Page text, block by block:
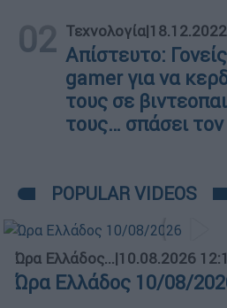
02 Τεχνολογία|
Απίστευτο:
gamer για να
τους σε
τους… σπάσει
POPULAR VIDEOS
Ώρα Ελλάδος...|10.08.2026
Ώρα Ελλάδος 10/08/